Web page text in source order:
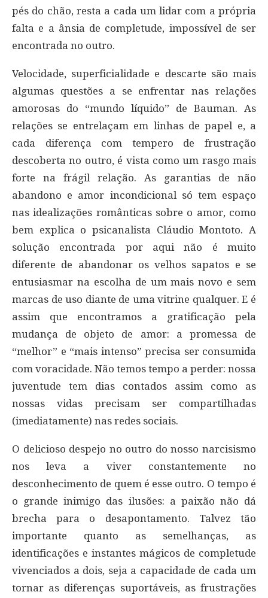
pés do chão, resta a cada um lidar com a própria
falta e a ânsia de completude, impossível de ser
encontrada no outro.
Velocidade, superficialidade e descarte são mais
algumas questões a se enfrentar nas relações
amorosas do “mundo líquido” de Bauman. As
relações se entrelaçam em linhas de papel e, a
cada diferença com tempero de frustração
descoberta no outro, é vista como um rasgo mais
forte na frágil relação. As garantias de não
abandono e amor incondicional só tem espaço
nas idealizações românticas sobre o amor, como
bem explica o psicanalista Cláudio Montoto. A
solução encontrada por aqui não é muito
diferente de abandonar os velhos sapatos e se
entusiasmar na escolha de um mais novo e sem
marcas de uso diante de uma vitrine qualquer. E é
assim que encontramos a gratificação pela
mudança de objeto de amor: a promessa de
“melhor” e “mais intenso” precisa ser consumida
com voracidade. Não temos tempo a perder: nossa
juventude tem dias contados assim como as
nossas vidas precisam ser compartilhadas
(imediatamente) nas redes sociais.
O delicioso despejo no outro do nosso narcisismo
nos leva a viver constantemente no
desconhecimento de quem é esse outro. O tempo é
o grande inimigo das ilusões: a paixão não dá
brecha para o desapontamento. Talvez tão
importante quanto as semelhanças, as
identificações e instantes mágicos de completude
vivenciados a dois, seja a capacidade de cada um
tornar as diferenças suportáveis, as frustrações